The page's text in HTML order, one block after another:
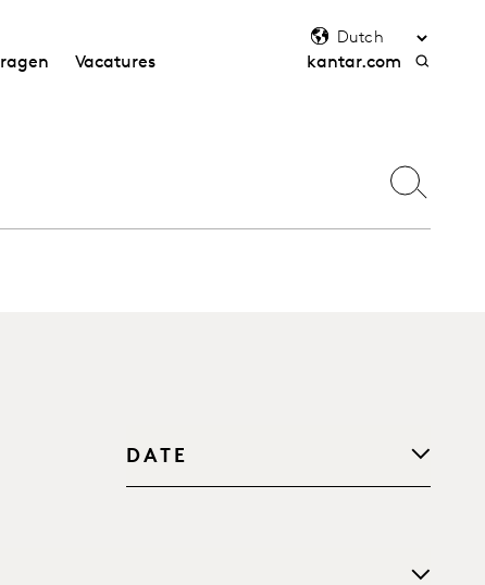
Vacatures kantar.com
DATE